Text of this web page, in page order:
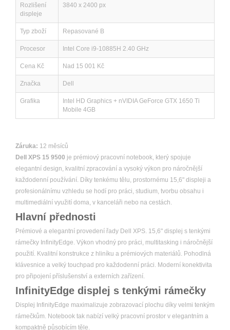
Rozlišení
displeje
3840 x 2400 px
Typ zboží Repasované B
Procesor Intel Core i9-10885H 2.40 GHz
Cena Kč Nad 15 001 Kč
Značka Dell
Grafika
Intel HD Graphics + nVIDIA GeForce GTX 1650 Ti
Mobile 4GB
Záruka: 12 měsíců
Dell XPS 15 9500 je prémiový pracovní notebook, který spojuje
elegantní design, kvalitní zpracování a vysoký výkon pro náročnější
každodenní používání. Díky tenkému tělu, prostornému 15,6" displeji a
profesionálnímu vzhledu se hodí pro práci, studium, tvorbu obsahu i
multimediální využití doma, v kanceláři nebo na cestách.
Hlavní přednosti
Prémiové a elegantní provedení řady Dell XPS. 15,6" displej s tenkými
rámečky InfinityEdge. Výkon vhodný pro práci, multitasking i náročnější
použití. Kvalitní konstrukce z hliníku a prémiových materiálů. Pohodlná
klávesnice a velký touchpad pro každodenní práci. Moderní konektivita
pro připojení příslušenství a externích zařízení.
InfinityEdge displej s tenkými rámečky
Displej InfinityEdge maximalizuje zobrazovací plochu díky velmi tenkým
rámečkům. Notebook tak nabízí velký pracovní prostor v elegantním a
kompaktně působícím těle.